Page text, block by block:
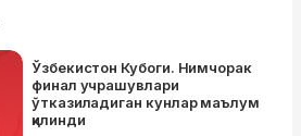
Ўзбекистон Кубоги. Нимчорак
финал учрашувлари
ўтказиладиган кунлар маълум
қилинди